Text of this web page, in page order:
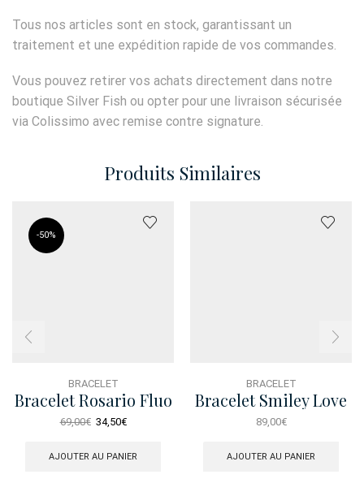
Tous nos articles sont en stock, garantissant un
traitement et une expédition rapide de vos commandes.
Vous pouvez retirer vos achats directement dans notre
boutique Silver Fish ou opter pour une livraison sécurisée
via Colissimo avec remise contre signature.
Produits Similaires
-50%
BRACELET
Bracelet Rosario Fluo
Rose Rose
69,00€ Le
initial
34,50€Le
actuel
AJOUTER AU PANIER
BRACELET
Bracelet Smiley Love
Dore
89,00€
AJOUTER AU PANIER